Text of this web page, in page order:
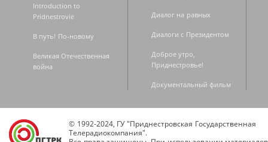
Introduction to
Pridnestrovie
В путь! По-новому
Великая Отечественная
война
Диалог на равных
Диалоги с Президентом
Доброе утро,
Приднестровье!
Документальный фильм
© 1992-2024, ГУ "Приднестровская Государственная
Телерадиокомпания".